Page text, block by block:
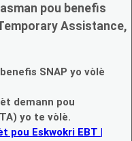
pou benefis
Assistance,
SNAP yo vòlè
demann pou
yo te vòlè.
pou Eskwokri EBT |